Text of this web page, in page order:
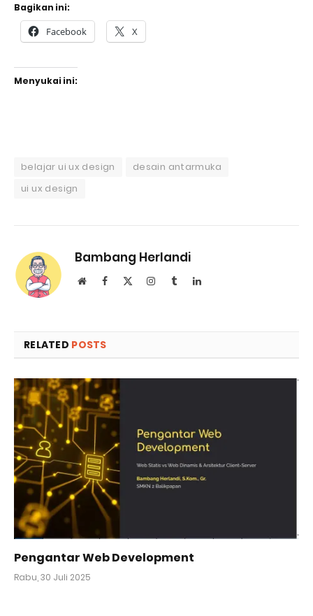
Bagikan ini:
Facebook X
Menyukai ini:
belajar ui ux design
desain antarmuka
ui ux design
Bambang Herlandi
WebsiteFacebook Instagram
TumblrLinkedIn
RELATED POSTS
Pengantar Web Development
Rabu, 30 Juli 2025